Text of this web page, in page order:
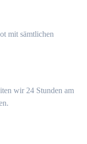
mit sämtlichen
wir 24 Stunden am